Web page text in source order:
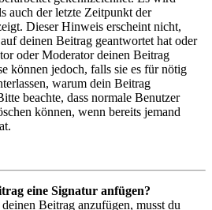
auch der letzte Zeitpunkt der
Dieser Hinweis erscheint nicht,
deinen Beitrag geantwortet hat oder
oder Moderator deinen Beitrag
können jedoch, falls sie es für nötig
warum dein Beitrag
beachte, dass normale Benutzer
können, wenn bereits jemand
eine Signatur anfügen?
Beitrag anzufügen, musst du